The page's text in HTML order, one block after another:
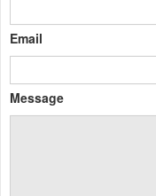
Email
Message